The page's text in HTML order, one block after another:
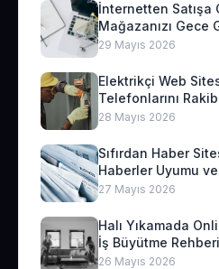
İnternetten Satışa
Mağazanızı Gece
29 Mayıs 2026
Elektrikçi Web
Telefonlarını
28 Mayıs 2026
Sıfırdan Haber
Haberler Uyumu
27 Mayıs 2026
Halı Yıkamada
İş Büyütme Rehberi
26 Mayıs 2026